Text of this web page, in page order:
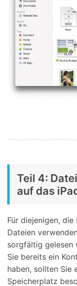
Teil 4:
auf das
Für diejenigen,
Dateien
sorgfältig gelesen
Sie bereits ein
haben, sollten Sie
Speicherplatz